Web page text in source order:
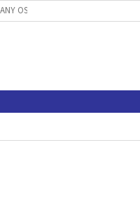
OSOBNÍCH ÚDAJŮ